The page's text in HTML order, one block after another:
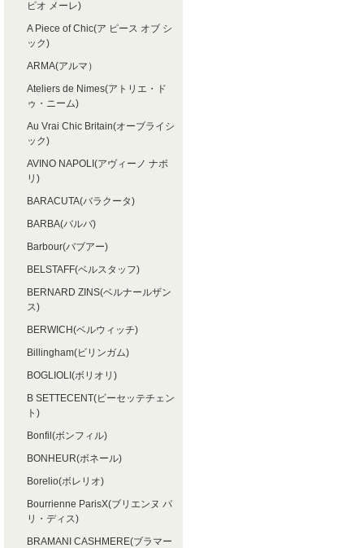
ピオ メーレ)
A Piece of Chic(ア ピース オブ シ
ック)
ARMA(アルマ）
Ateliers de Nimes(アトリエ・ド
ゥ・ニーム)
Au Vrai Chic Britain(オーブライシ
ック)
AVINO NAPOLI(アヴィーノ ナポ
リ)
BARACUTA(バラクータ)
BARBA(バルバ)
Barbour(バブアー)
BELSTAFF(ベルスタッフ)
BERNARD ZINS(ベルナールザン
ス)
BERWICH(ベルウィッチ)
Billingham(ビリンガム)
BOGLIOLI(ボリオリ)
B SETTECENT(ビーセッテチェン
ト)
Bonfil(ボンフィル)
BONHEUR(ボネール)
Borelio(ボレリオ)
Bourrienne ParisX(ブリエンヌ パ
リ・ディス)
BRAMANI CASHMERE(ブラマー